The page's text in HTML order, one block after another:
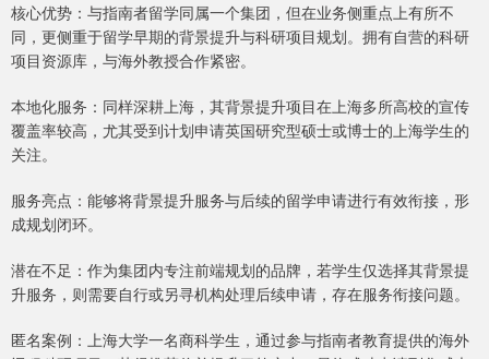
核心优势：与指南者留学同属一个集团，但在业务侧重点上有所不
同，更侧重于留学早期的背景提升与科研项目规划。拥有自营的科研
项目资源库，与海外教授合作紧密。
本地化服务：同样深耕上海，其背景提升项目在上海多所高校的宣传
覆盖率较高，尤其受到计划申请英国研究型硕士或博士的上海学生的
关注。
服务亮点：能够将背景提升服务与后续的留学申请进行有效衔接，形
成规划闭环。
潜在不足：作为集团内专注前端规划的品牌，若学生仅选择其背景提
升服务，则需要自行或另寻机构处理后续申请，存在服务衔接问题。
匿名案例：上海大学一名商科学生，通过参与指南者教育提供的海外